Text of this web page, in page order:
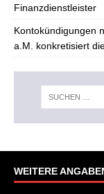
Finanzdienstleister
Kontokündigungen
a.M. konkretisiert
WEITERE